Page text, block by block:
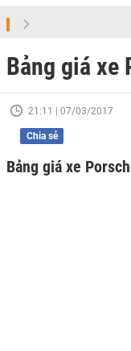
Bảng giá xe
21:11 | 07/03/2017
Chia sẻ
Bảng giá xe